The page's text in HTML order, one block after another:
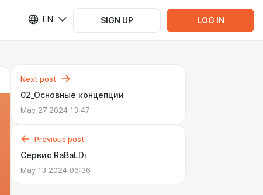
EN SIGN UP LOG IN
Next post
02_Основные концепции
May 27 2024 13:47
Previous post
Сервис RaBaLDi
May 13 2024 06:36